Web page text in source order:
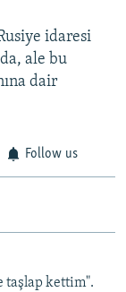
idaresi
ale bu
dair
Follow us
taşlap kettim".